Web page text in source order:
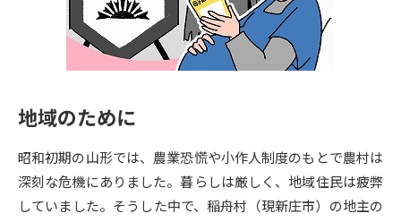
留学・進学関連、塾・予備校
大学入学共通テスト「受験案
内」の請求
大学入学共通テスト「受験上の
配慮案内」の請求
高等学校卒業程度認定試験
幼稚園教員資格認定試験
高等学校（情報）教員資格認定
試験
地域のために
昭和初期の山形では、農業恐慌や小作人制度のもとで農村は
深刻な危機にありました。暮らしは厳しく、地域住民は疲弊
していました。そうした中で、稲舟村（現新庄市）の地主の